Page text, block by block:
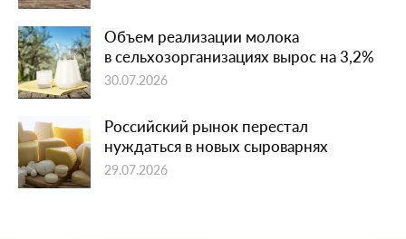
Объем реализации молока
в сельхозорганизациях вырос на 3,2%
30.07.2026
Российский рынок перестал
нуждаться в новых сыроварнях
29.07.2026